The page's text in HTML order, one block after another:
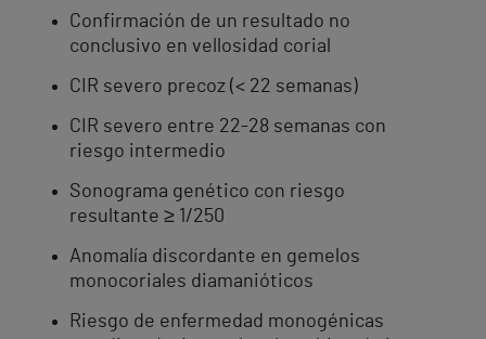
Confirmación de un resultado no
conclusivo en vellosidad corial
CIR severo precoz (< 22 semanas)
CIR severo entre 22-28 semanas con
riesgo intermedio
Sonograma genético con riesgo
resultante ≥ 1/250
Anomalía discordante en gemelos
monocoriales diamanióticos
Riesgo de enfermedad monogénicas